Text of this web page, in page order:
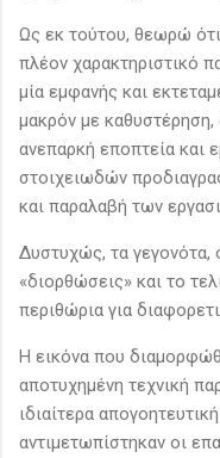
Ως εκ τούτου, θεωρώ
πλέον χαρακτηριστικό
μία εμφανής και
μακρόν με
ανεπαρκή εποπτεία και
στοιχειωδών
και παραλαβή των
Δυστυχώς, τα γεγονότα,
«διορθώσεις» και το
περιθώρια για
Η εικόνα που
αποτυχημένη τεχνική
ιδιαίτερα
αντιμετωπίστηκαν οι